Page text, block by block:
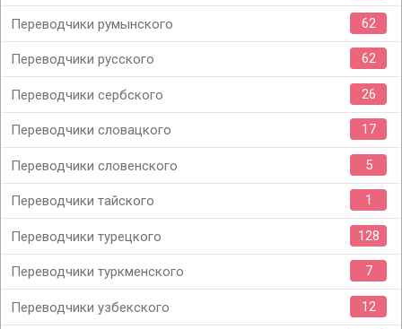
Переводчики румынского 62
Переводчики русского 62
Переводчики сербского 26
Переводчики словацкого 17
Переводчики словенского 5
Переводчики тайского 1
Переводчики турецкого 128
Переводчики туркменского 7
Переводчики узбекского 12